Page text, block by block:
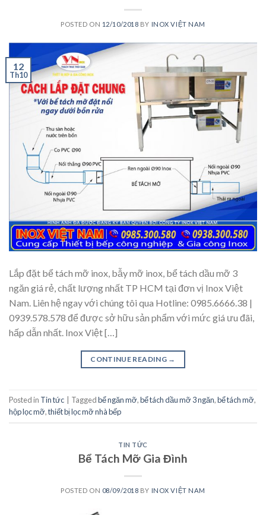
POSTED ON 12/10/2018 BY INOX VIỆT NAM
12
Th10
Lắp đặt bể tách mỡ inox, bẫy mỡ inox, bể tách dầu mỡ 3
ngăn giá rẻ, chất lượng nhất TP HCM tại đơn vị Inox Việt
Nam. Liên hệ ngay với chúng tôi qua Hotline: 0985.6666.38 |
0939.578.578 để được sở hữu sản phẩm với mức giá ưu đãi,
hấp dẫn nhất. Inox Việt […]
CONTINUE READING →
Posted in Tin tức Taggedbể ngăn mỡ,bể tách dầu mỡ 3 ngăn,bể tách mỡ,
hộp lọc mỡ,thiết bị lọc mỡ nhà bếp
TIN TỨC
Bể Tách Mỡ Gia Đình
POSTED ON 08/09/2018 BY INOX VIỆT NAM